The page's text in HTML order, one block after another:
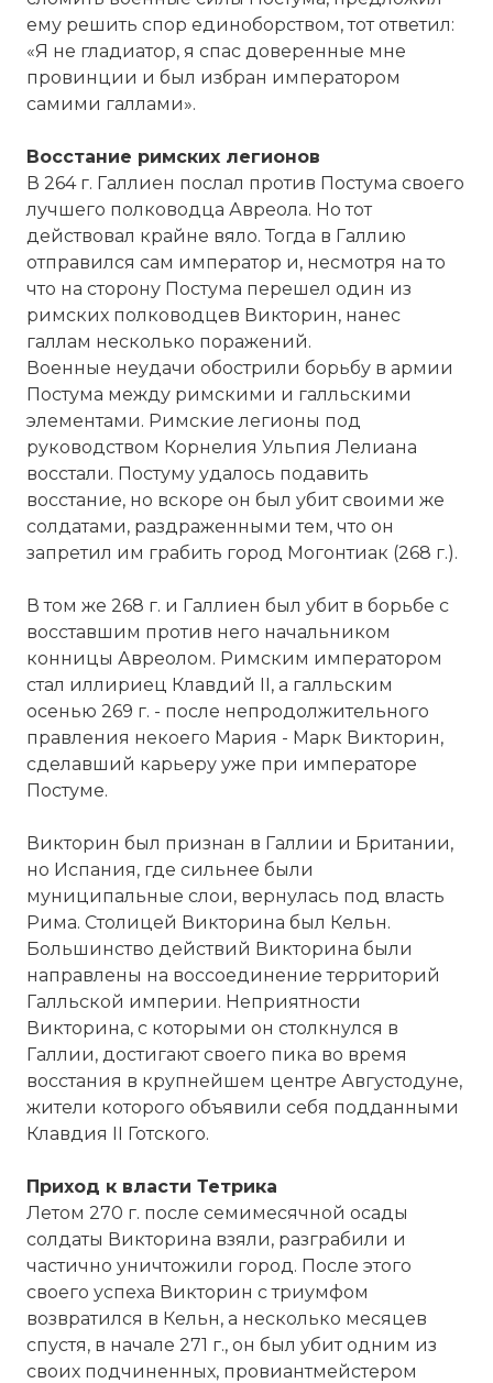
ему решить спор единоборством, тот ответил:
«Я не гладиатор, я спас доверенные мне
провинции и был избран императором
самими галлами».
Восстание римских легионов
В 264 г. Галлиен послал против Постума своего
лучшего полководца Авреола. Но тот
действовал крайне вяло. Тогда в Галлию
отправился сам император и, несмотря на то
что на сторону Постума перешел один из
римских полководцев Викторин, нанес
галлам несколько поражений.
Военные неудачи обострили борьбу в армии
Постума между римскими и галльскими
элементами. Римские легионы под
руководством Корнелия Ульпия Лелиана
восстали. Постуму удалось подавить
восстание, но вскоре он был убит своими же
солдатами, раздраженными тем, что он
запретил им грабить город Могонтиак (268 г.).
В том же 268 г. и Галлиен был убит в борьбе с
восставшим против него начальником
конницы Авреолом. Римским императором
стал иллириец Клавдий II, а галльским
осенью 269 г. - после непродолжительного
правления некоего Мария - Марк Викторин,
сделавший карьеру уже при императоре
Постуме.
Викторин был признан в Галлии и Британии,
но Испания, где сильнее были
муниципальные слои, вернулась под власть
Рима. Столицей Викторина был Кельн.
Большинство действий Викторина были
направлены на воссоединение территорий
Галльской империи. Неприятности
Викторина, с которыми он столкнулся в
Галлии, достигают своего пика во время
восстания в крупнейшем центре Августодуне,
жители которого объявили себя подданными
Клавдия II Готского.
Приход к власти Тетрика
Летом 270 г. после семимесячной осады
солдаты Викторина взяли, разграбили и
частично уничтожили город. После этого
своего успеха Викторин с триумфом
возвратился в Кельн, а несколько месяцев
спустя, в начале 271 г., он был убит одним из
своих подчиненных, провиантмейстером
☓
Марк Пиавоний Викторин — третий
император так называемой Галльской
империи в 269—271 годах.
Фото статьи:
Вернуться в статью:Галльская империя